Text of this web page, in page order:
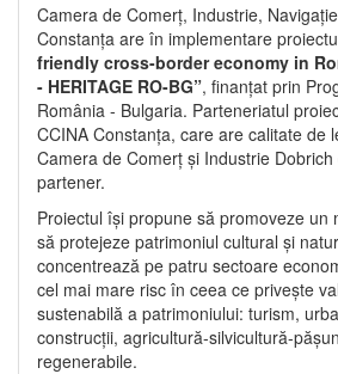
Camera de Comerț, Industrie,
Constanța are în implementare
friendly cross-border economy in
- HERITAGE RO-BG”, finanțat prin
România - Bulgaria. Parteneriatul
CCINA Constanța, care are calitate de
Camera de Comerț și Industrie
partener.
Proiectul își propune să promoveze un
să protejeze patrimoniul cultural și
concentrează pe patru sectoare
cel mai mare risc în ceea ce privește
sustenabilă a patrimoniului: turism,
construcții, agricultură-silvicultură-
regenerabile.